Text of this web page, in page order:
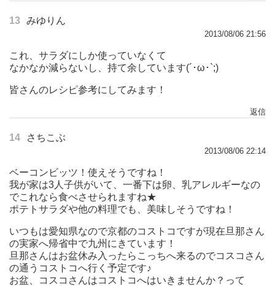
13 みゆりん
2013/08/06 21:56
これ、サラダにしか使っていなくて
なかなか減らないし、持て余しています(´･ω･`;)
皆さんのレシピ参考にしてみます！
返信
14 さちこぶ
2013/08/06 22:14
ベーコンビッツ！使えそうですね！
我が家は3人子供がいて、一番下は卵、乳アレルギーなの
でこれなら食べさせられますね★
ポテトサラダや他の料理でも、美味しそうですね！
いつもは愛知県なので京都のコストコですが現在旦那さん
の実家へ帰省中で九州にきています！
旦那さんはお盆休み入ったらこっちへ来るのでコスコさん
の通うコストコへ行く予定です♪
お盆、コスコさんはコストコへはいきませんか？って